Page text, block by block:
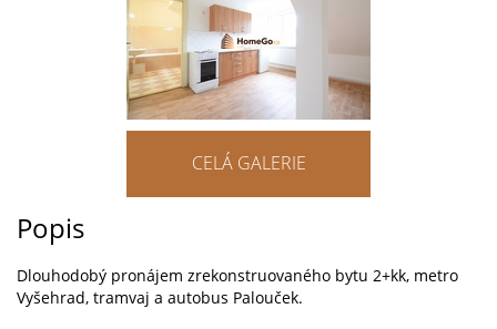
CELÁ GALERIE
Popis
Dlouhodobý pronájem zrekonstruovaného bytu 2+kk, metro
Vyšehrad, tramvaj a autobus Palouček.